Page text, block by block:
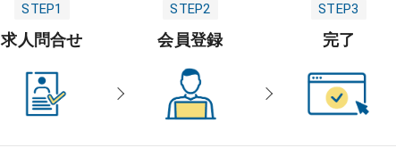
STEP1
求人問合せ
STEP2
会員登録
STEP3
完了